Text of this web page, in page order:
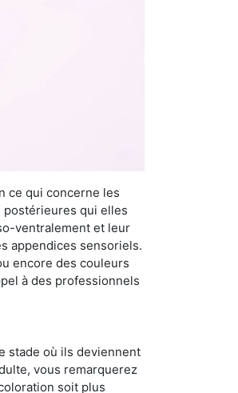
ce qui concerne les
postérieures qui elles
ventralement et leur
appendices sensoriels.
encore des couleurs
à des professionnels
stade où ils deviennent
vous remarquerez
soit plus